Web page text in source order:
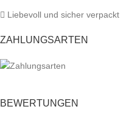
Liebevoll und sicher verpackt
ZAHLUNGSARTEN
BEWERTUNGEN